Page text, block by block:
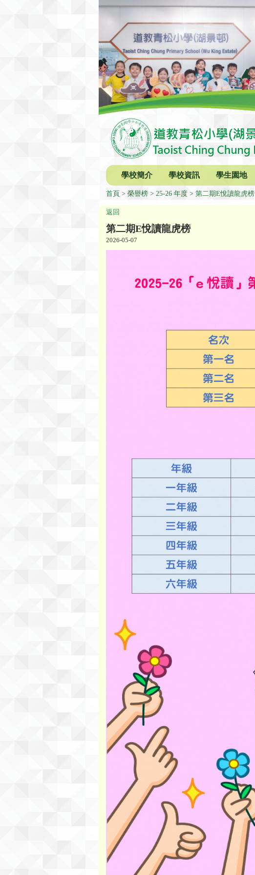
學校簡介 學校資訊 學生園地
首頁 榮譽榜 25-26 年度 第二期E悅讀龍虎榜
返回
第二期E悅讀龍虎榜
2026-05-07